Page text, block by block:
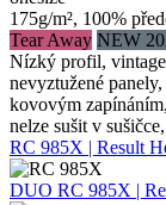
175g/m², 100%
Tear Away NEW
Nízký profil,
nevyztužené
kovovým
nelze sušit v
RC 985X | Result
DUO RC 985X |